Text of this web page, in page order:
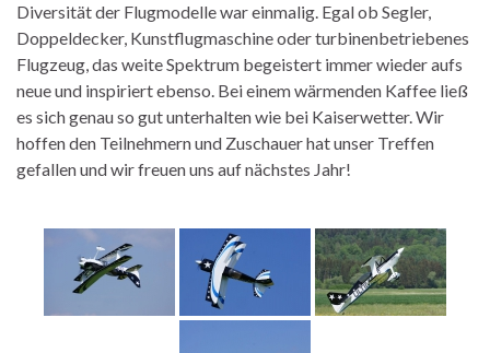
Diversität der Flugmodelle war einmalig. Egal ob Segler,
Doppeldecker, Kunstflugmaschine oder turbinenbetriebenes
Flugzeug, das weite Spektrum begeistert immer wieder aufs
neue und inspiriert ebenso. Bei einem wärmenden Kaffee ließ
es sich genau so gut unterhalten wie bei Kaiserwetter. Wir
hoffen den Teilnehmern und Zuschauer hat unser Treffen
gefallen und wir freuen uns auf nächstes Jahr!